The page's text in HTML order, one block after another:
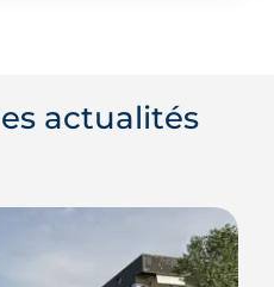
actualités